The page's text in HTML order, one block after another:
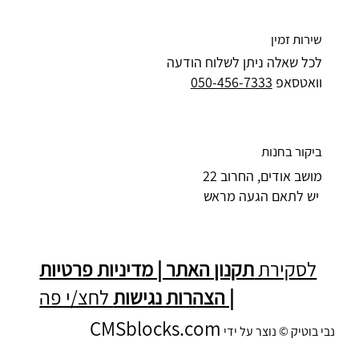
שירות זמין
לכל שאלה ניתן לשלוח הודעה
וואטסאפ 050-456-7333
ביקור בחנות
מושב אודים, החרוב 22
יש לתאם הגעה מראש
לסקירתתקנון האתר | מדיניות פרטיות
| הצהרות נגישותלחצ/י פה
נבי בוטיק © נוצר על ידי CMSblocks.com